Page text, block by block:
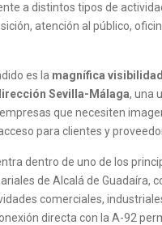
a distintos tipos de
atención al público,
es la magnífica
Sevilla-Málaga, una
que necesiten
para clientes y
dentro de uno de los
de Alcalá de Guadaíra,
comerciales,
directa con la A-92